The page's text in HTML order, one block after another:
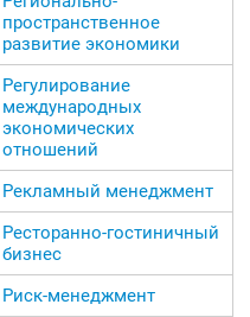
пространственное
развитие экономики
Регулирование
международных
экономических
отношений
Рекламный менеджмент
Ресторанно-гостиничный
бизнес
Риск-менеджмент